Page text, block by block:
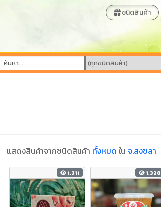
ชนิดสินค้า
แสดงสินค้าจากชนิดสินค้า ทั้งหมด ใน จ.สงขลา
1,311 1,328